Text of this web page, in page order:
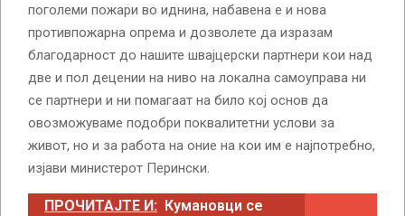
поголеми пожари во иднина, набавена е и нова
противпожарна опрема и дозволете да изразам
благодарност до нашите швајцерски партнери кои над
две и пол децении на ниво на локална самоуправа ни
се партнери и ни помагаат на било кој основ да
овозможуваме подобри поквалитетни услови за
живот, но и за работа на оние на кои им е најпотребно,
изјави министерот Перински.
ПРОЧИТАЈТЕ И: Кумановци се